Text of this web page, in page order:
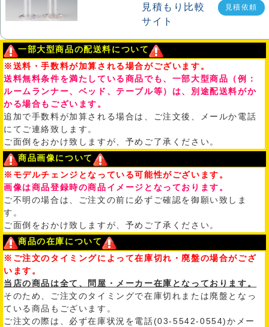
見積依頼
一部大型商品の配送料について
※送料・手数料が加算される場合がございます。
送料無料条件を満たしている商品でも、一部大型商品（例：
ルームランナー、ベッド、テーブル等）は、別途配送料がか
かる場合もございます。
追加で手数料が加算される場合は、ご注文後、メールか電話
にてご連絡致します。
ご面倒をおかけ致しますが、予めご了承ください。
商品画像について
※モデルチェンジとなっている可能性がございます。
画像は商品登録時の商品イメージとなっております。
ご不明の場合は、ご注文の前に必ずご確認を御願い致しま
す。
ご面倒をおかけ致しますが、予めご了承ください。
商品の在庫について
※ご注文のタイミングによって在庫切れ・廃盤の場合がござ
います。
当店の商品は全て、問屋・メーカー在庫となっております。
そのため、ご注文のタイミングで在庫切れまたは廃盤となっ
ている商品もございます。
ご注文の際は、必ず在庫状況を電話(03-5542-0554)かメー